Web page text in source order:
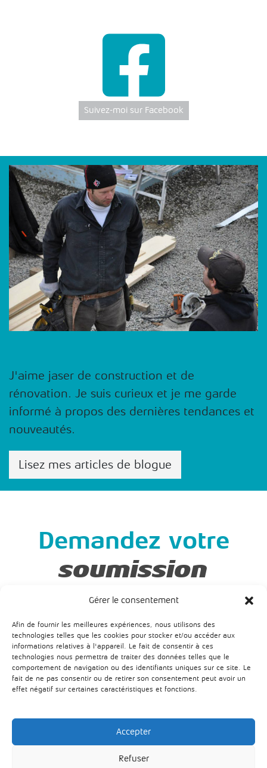
Gérer le consentement
Afin de fournir les meilleures expériences, nous utilisons des
technologies telles que les cookies pour stocker et/ou accéder aux
informations relatives à l'appareil. Le fait de consentir à ces
technologies nous permettra de traiter des données telles que le
comportement de navigation ou des identifiants uniques sur ce site. Le
fait de ne pas consentir ou de retirer son consentement peut avoir un
effet négatif sur certaines caractéristiques et fonctions.
Accepter
Refuser
Suivez-moi sur Facebook
J'aime jaser de construction et de
rénovation. Je suis curieux et je me garde
informé à propos des dernières tendances et
nouveautés.
Lisez mes articles de blogue
Demandez votre
soumission
Avant de demander votre soumission
complété certaines étapes. Il est impossible
d’avoir un prix si vous n’avez pas un plan !
Montée Ste-Thérèse, Prévost, J0R 1T0 • 514.718.7605 2019 |